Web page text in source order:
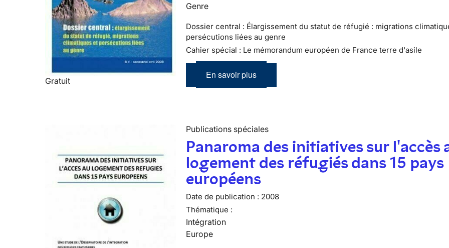
Gratuit
Genre
Dossier central : Élargissement du statut de réfugié : migrations
persécutions liées au genre
Cahier spécial : Le mémorandum européen de France terre d'asile
En savoir plus
Publications spéciales
Panaroma des initiatives sur l'accès
logement des réfugiés dans 15 pays
européens
Date de publication : 2008
Thématique :
Intégration
Europe